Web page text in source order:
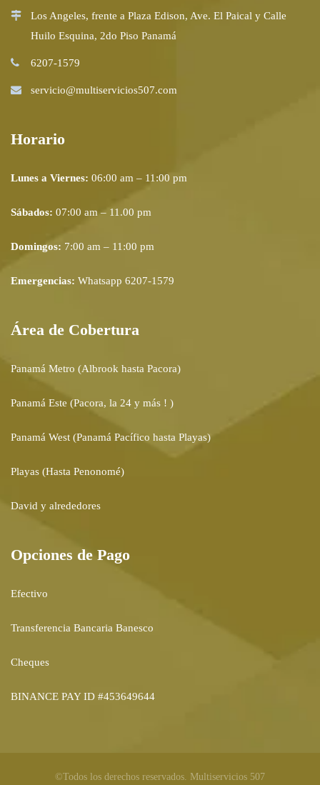
Los Angeles, frente a Plaza Edison, Ave. El Paical y Calle
Huilo Esquina, 2do Piso Panamá
6207-1579
servicio@multiservicios507.com
Horario
Lunes a Viernes: 06:00 am – 11:00 pm
Sábados: 07:00 am – 11.00 pm
Domingos: 7:00 am – 11:00 pm
Emergencias: Whatsapp 6207-1579
Área de Cobertura
Panamá Metro (Albrook hasta Pacora)
Panamá Este (Pacora, la 24 y más ! )
Panamá West (Panamá Pacífico hasta Playas)
Playas (Hasta Penonomé)
David y alrededores
Opciones de Pago
Efectivo
Transferencia Bancaria Banesco
Cheques
BINANCE PAY ID #453649644
©Todos los derechos reservados. Multiservicios 507